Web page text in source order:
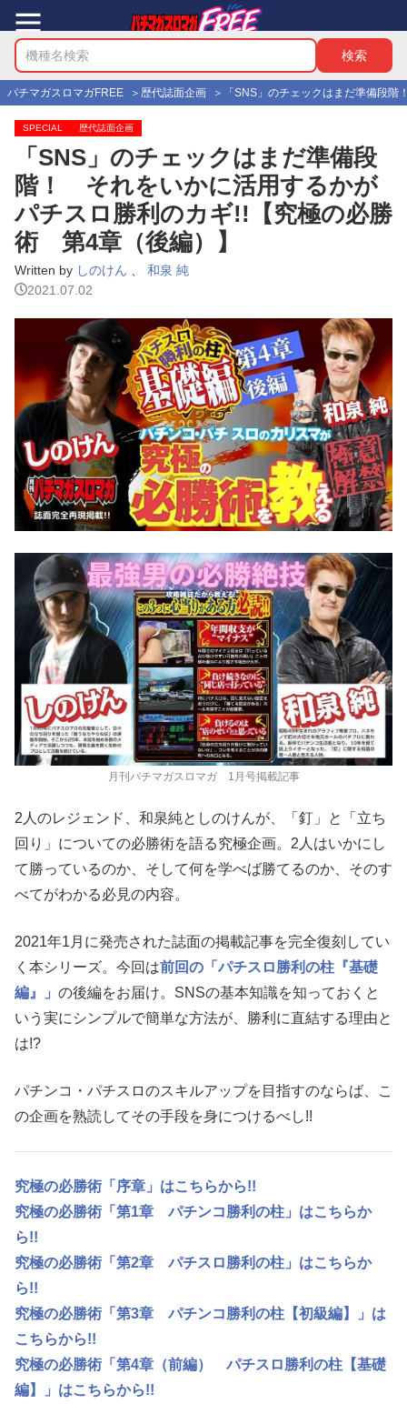
パチマガスロマガFREE 歴代誌面企画 「SNS」のチェックはまだ準備段
SPECIAL 歴代誌面企画
「SNS」のチェックはまだ準備段
階！ それをいかに活用するかが
パチスロ勝利のカギ!!【究極の必勝
術 第4章（後編）】
Written by しのけん
和泉 純
2021.07.02
月刊パチマガスロマガ 1月号掲載記事
2人のレジェンド、和泉純としのけんが、「釘」と「立ち
回り」についての必勝術を語る究極企画。2人はいかにし
て勝っているのか、そして何を学べば勝てるのか、そのす
べてがわかる必見の内容。
2021年1月に発売された誌面の掲載記事を完全復刻してい
く本シリーズ。今回は前回の「パチスロ勝利の柱『基礎
編』」 の後編をお届け。SNSの基本知識を知っておくと
いう実にシンプルで簡単な方法が、勝利に直結する理由と
は!?
パチンコ・パチスロのスキルアップを目指すのならば、こ
の企画を熟読してその手段を身につけるべし!!
究極の必勝術「序章」はこちらから!!
究極の必勝術「第1章 パチンコ勝利の柱」はこちらか
ら!!
究極の必勝術「第2章 パチスロ勝利の柱」はこちらか
ら!!
究極の必勝術「第3章 パチンコ勝利の柱【初級編】」は
こちらから!!
究極の必勝術「第4章（前編） パチスロ勝利の柱【基礎
編】」はこちらから!!